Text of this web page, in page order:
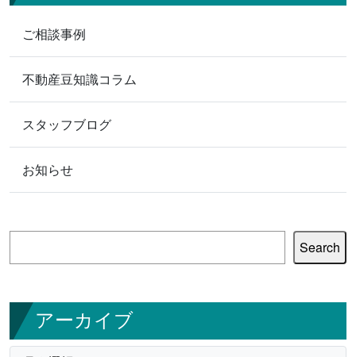
ご相談事例
不動産豆知識コラム
スタッフブログ
お知らせ
Search
アーカイブ